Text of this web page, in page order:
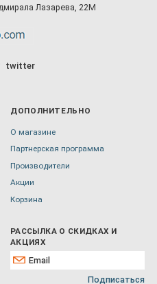
Лазарева, 22М
twitter
ДОПОЛНИТЕЛЬНО
О магазине
Партнерская программа
Производители
Акции
Корзина
РАССЫЛКА О СКИДКАХ И
АКЦИЯХ
Подписаться